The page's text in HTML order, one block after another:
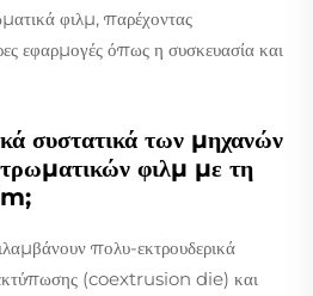
φιλμ, παρέχοντας
εφαρμογές όπως η συσκευασία και
συστατικά των μηχανών
φιλμ με τη
πολυ-εκτρουδερικά
(coextrusion die) και